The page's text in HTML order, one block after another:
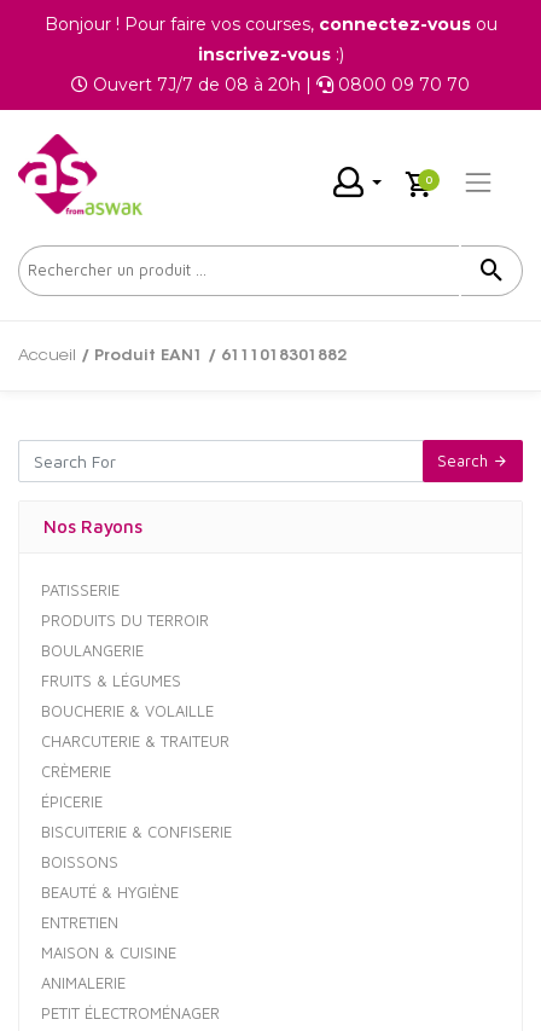
Bonjour ! Pour faire vos courses, connectez-vousou
inscrivez-vous:)
Ouvert 7J/7 de 08 à 20h |
0800 09 70 70
0
Accueil / Produit EAN1 / 6111018301882
Search
Nos Rayons
PATISSERIE
PRODUITS DU TERROIR
BOULANGERIE
FRUITS & LÉGUMES
BOUCHERIE & VOLAILLE
CHARCUTERIE & TRAITEUR
CRÈMERIE
ÉPICERIE
BISCUITERIE & CONFISERIE
BOISSONS
BEAUTÉ & HYGIÈNE
ENTRETIEN
MAISON & CUISINE
ANIMALERIE
PETIT ÉLECTROMÉNAGER